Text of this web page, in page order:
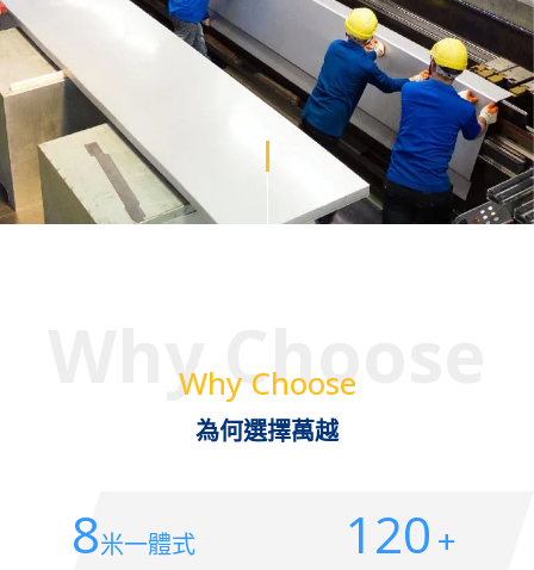
Why Choose
Why Choose
為何選擇萬越
8米一體式 120 +